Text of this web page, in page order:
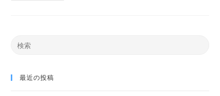
最近の投稿